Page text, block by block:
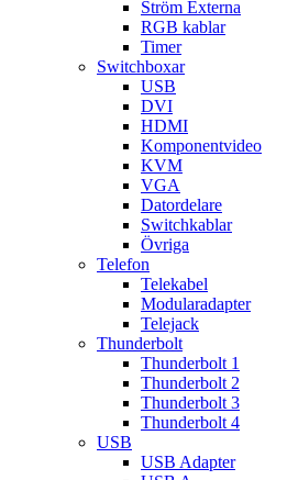
Ström Externa
RGB kablar
Timer
Switchboxar
USB
DVI
HDMI
Komponentvideo
KVM
VGA
Datordelare
Switchkablar
Övriga
Telefon
Telekabel
Modularadapter
Telejack
Thunderbolt
Thunderbolt 1
Thunderbolt 2
Thunderbolt 3
Thunderbolt 4
USB
USB Adapter